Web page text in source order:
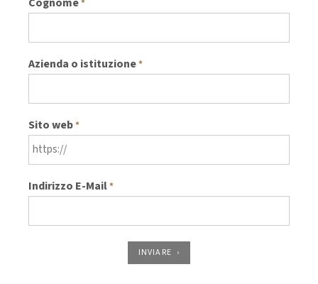
Cognome*
Azienda o istituzione*
Sito web*
Indirizzo E-Mail*
INVIARE